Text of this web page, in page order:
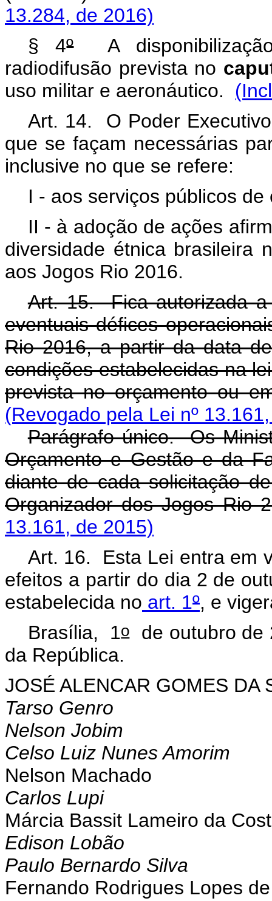
13.284, de 2016)
§ 4ºA
radiodifusão prevista no
uso militar e aeronáutico.
Art. 14. O Poder
que se façam necessárias
inclusive no que se refere:
I - aos serviços públicos
II - à adoção de ações
diversidade étnica brasileira
aos Jogos Rio 2016.
Art. 15. Fica autorizada a
eventuais défices
Rio 2016, a partir da data
condições estabelecidas na
prevista no orçamento ou
(Revogado pela Lei nº
Parágrafo único. Os
Orçamento e Gestão e da
diante de cada solicitação
Organizador dos Jogos Rio
13.161, de 2015)
Art. 16. Esta Lei entra em
efeitos a partir do dia 2 de
estabelecida no art. 1º, e
Brasília, 1ode outubro de
da República.
JOSÉ ALENCAR GOMES DA
Tarso Genro
Nelson Jobim
Celso Luiz Nunes Amorim
Nelson Machado
Carlos Lupi
Márcia Bassit Lameiro da
Edison Lobão
Paulo Bernardo Silva
Fernando Rodrigues Lopes